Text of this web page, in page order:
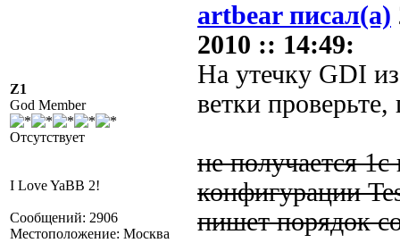
Z1
God Member
Отсутствует
I Love YaBB 2!
Сообщений: 2906
Местоположение: Москва
artbear писал(а)
2010 :: 14:49:
На утечку GDI
ветки проверьте,
не получается 1с
конфигурации
пишет порядок